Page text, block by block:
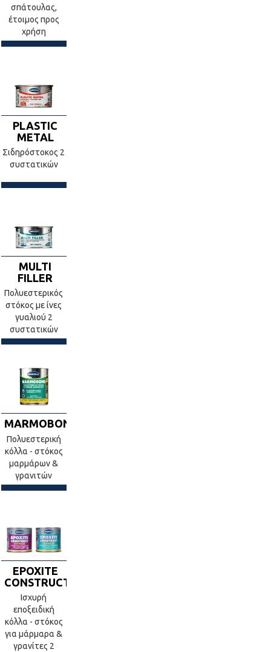
σπάτουλας,
έτοιμος προς
χρήση
PLASTIC
METAL
Σιδηρόστοκος 2
συστατικών
MULTI
FILLER
Πολυεστερικός
στόκος με ίνες
γυαλιού 2
συστατικών
MARMOBOND
Πολυεστερική
κόλλα - στόκος
μαρμάρων &
γρανιτών
EPOXITE
CONSTRUCT
Ισχυρή
εποξειδική
κόλλα - στόκος
για μάρμαρα &
γρανίτες 2